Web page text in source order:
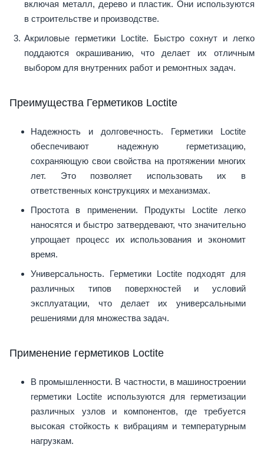
включая металл, дерево и пластик. Они используются
в строительстве и производстве.
Акриловые герметики Loctite. Быстро сохнут и легко
поддаются окрашиванию, что делает их отличным
выбором для внутренних работ и ремонтных задач.
Преимущества Герметиков Loctite
Надежность и долговечность. Герметики Loctite
обеспечивают надежную герметизацию,
сохраняющую свои свойства на протяжении многих
лет. Это позволяет использовать их в
ответственных конструкциях и механизмах.
Простота в применении. Продукты Loctite легко
наносятся и быстро затвердевают, что значительно
упрощает процесс их использования и экономит
время.
Универсальность. Герметики Loctite подходят для
различных типов поверхностей и условий
эксплуатации, что делает их универсальными
решениями для множества задач.
Применение герметиков Loctite
В промышленности. В частности, в машиностроении
герметики Loctite используются для герметизации
различных узлов и компонентов, где требуется
высокая стойкость к вибрациям и температурным
нагрузкам.